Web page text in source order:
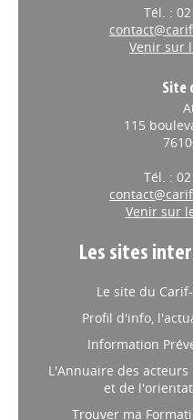
Tél. :
Venir sur
Site
115
Tél. :
Venir sur
Les sites
Le site du
Profil d'info,
Information
L'Annuaire des
et de
Trouver ma